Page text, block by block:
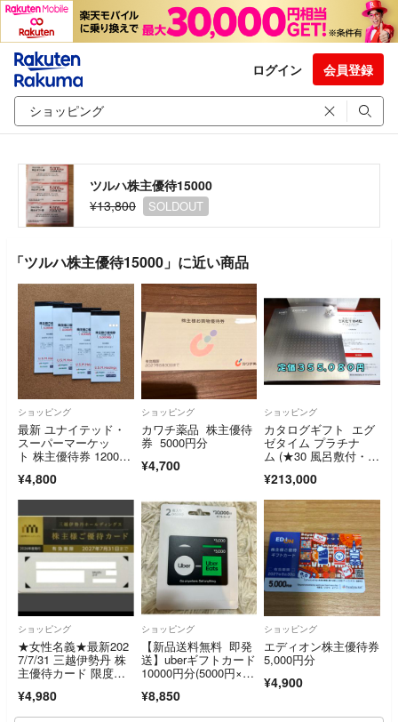
ログイン 会員登録
ツルハ株主優待15000
¥13,800
SOLDOUT
「ツルハ株主優待15000」に近い商品
ショッピング
最新 ユナイテッド・
スーパーマーケッ
ト 株主優待券 12000
¥4,800
ショッピング
カワチ薬品 株主優待
券 5000円分
¥4,700
ショッピング
カタログギフト エグ
ゼタイム プラチナ
ム (★30 風呂敷付・無
¥213,000
ショッピング
★女性名義★最新202
7/7/31 三越伊勢丹 株
主優待カード 限度額3
¥4,980
ショッピング
【新品送料無料 即発
送】uberギフトカード
10000円分(5000円×2
¥8,850
ショッピング
エディオン株主優待券
5,000円分
¥4,900